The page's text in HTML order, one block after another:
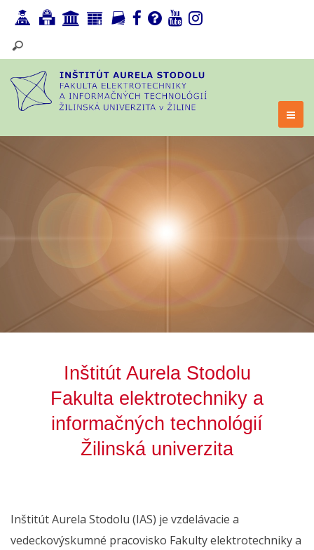
Inštitút Aurela Stodolu
Fakulta elektrotechniky a
informačných technológií
Žilinská univerzita
Inštitút Aurela Stodolu (IAS) je vzdelávacie a
vedeckovýskumné pracovisko Fakulty elektrotechniky a